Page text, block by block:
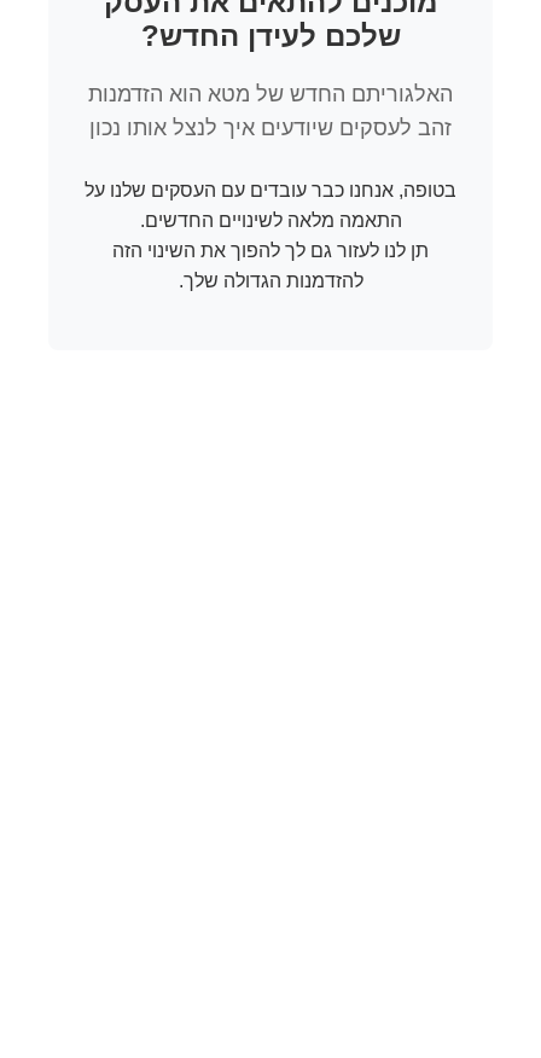
שלכם לעידן החדש?
האלגוריתם החדש של מטא הוא הזדמנות
זהב לעסקים שיודעים איך לנצל אותו נכון
בטופה, אנחנו כבר עובדים עם העסקים שלנו על
התאמה מלאה לשינויים החדשים.
תן לנו לעזור גם לך להפוך את השינוי הזה
להזדמנות הגדולה שלך.